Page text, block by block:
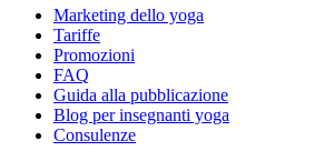
Marketing dello yoga
Tariffe
Promozioni
FAQ
Guida alla pubblicazione
Blog per insegnanti yoga
Consulenze